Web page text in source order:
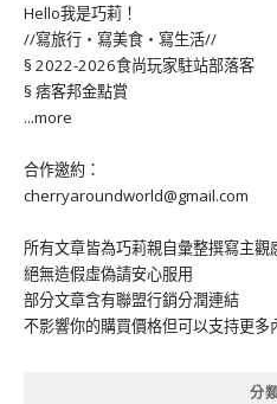
Hello我是巧莉！
//寫旅行・寫美食・寫生活//
§ 2022-2026食尚玩家駐站部落客
§ 痞客邦金點賞
...more
合作邀約：
cherryaroundworld@gmail.com
所有文章皆為巧莉親自彙整撰寫主觀
絕無造假虛偽請安心服用
部分文章含有聯盟行銷分潤連結
不影響你的購買價格但可以支持更多
分